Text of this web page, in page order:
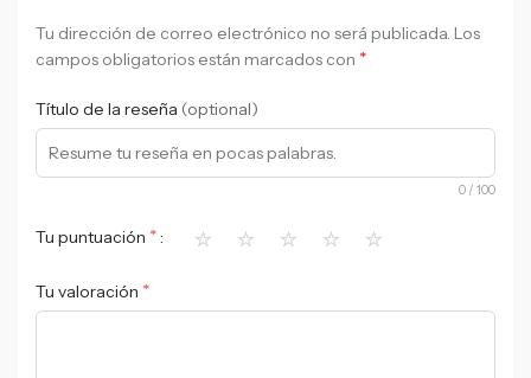
Tu dirección de correo electrónico no será publicada. Los
campos obligatorios están marcados con *
Título de la reseña (optional)
0 / 100
Tu puntuación * ⭐ ⭐ ⭐ ⭐ ⭐
Tu valoración *